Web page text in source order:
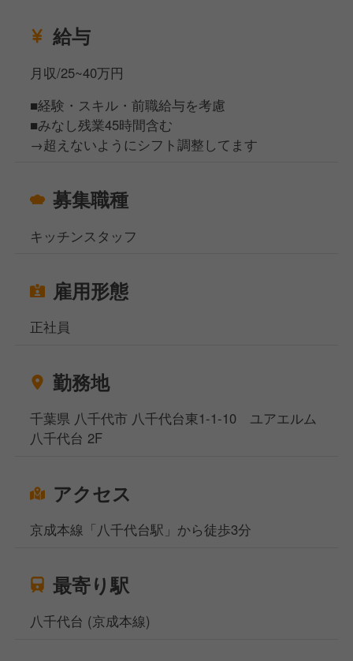
給与
月収/25~40万円
■経験・スキル・前職給与を考慮
■みなし残業45時間含む
→超えないようにシフト調整してます
募集職種
キッチンスタッフ
雇用形態
正社員
勤務地
千葉県 八千代市 八千代台東1-1-10 ユアエルム
八千代台 2F
アクセス
京成本線「八千代台駅」から徒歩3分
最寄り駅
八千代台 (京成本線)